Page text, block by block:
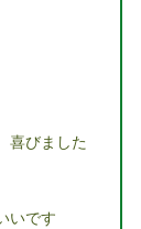
喜びました
いです